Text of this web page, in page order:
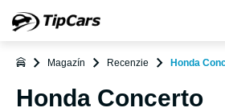
Magazín Recenzie Honda
Honda Concerto